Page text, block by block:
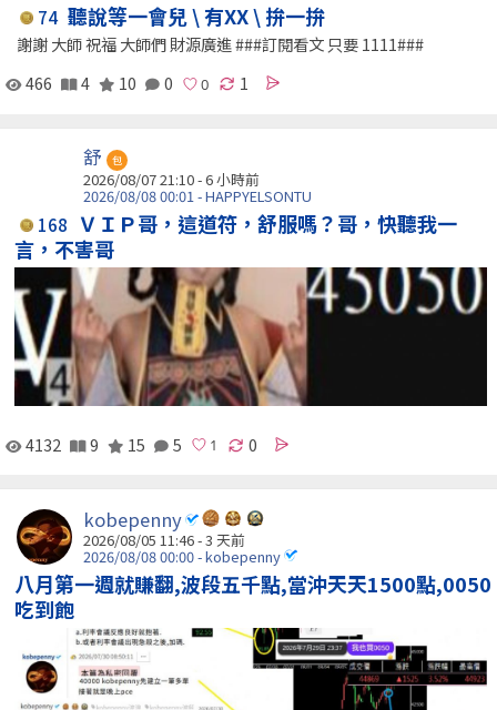
74 聽說等一會兒 \ 有XX \ 拚一拚
謝謝 大師 祝福 大師們 財源廣進 ###訂閱看文 只要 1111###
466
4 10 0 1
舒 包
2026/08/07 21:10 -6 小時前
2026/08/08 00:01 - HAPPYELSONTU
168
ＶＩＰ哥，這道符，舒服嗎？哥，快聽我一
言，不害哥
4132 9 15 5 0
kobepenny
2026/08/05 11:46 - 3 天前
2026/08/08 00:00 - kobepenny
八月第一週就賺翻,波段五千點,當沖天天1500點,0050
吃到飽